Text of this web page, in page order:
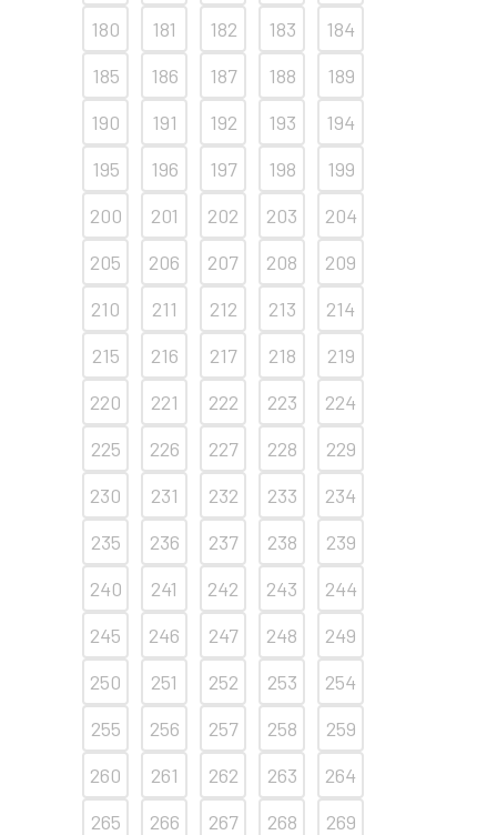
180
181 182 183
184
185
186 187 188
189
190
191 192 193
194
195
196 197 198
199
200
201 202 203
204
205
206 207 208
209
210
211 212 213
214
215
216 217 218
219
220
221 222 223
224
225
226 227 228
229
230
231 232 233
234
235
236 237 238
239
240
241 242 243
244
245
246 247 248
249
250
251 252 253
254
255
256 257 258
259
260
261 262 263
264
265
266 267 268
269